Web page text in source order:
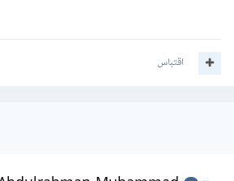
اقتباس